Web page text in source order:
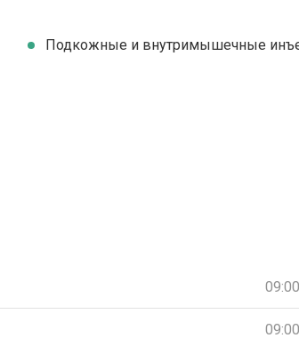
Подкожные и внутримышечные